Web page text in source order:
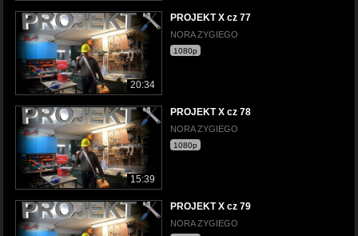
20:34
PROJEKT X cz 77
NORA ZYGIEGO
1080p
15:39
PROJEKT X cz 78
NORA ZYGIEGO
1080p
PROJEKT X cz 79
NORA ZYGIEGO